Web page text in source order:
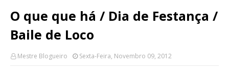
O que que há / Dia de Festança /
Baile de Loco
Mestre Blogueiro Sexta-Feira, Novembro 09, 2012